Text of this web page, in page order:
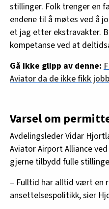
stillinger. Folk trenger en
endene til å møtes ved å
et jag etter ekstravakter.
kompetanse ved at
Gå ikke glipp av denne:
Aviator da de ikke fikk
Varsel om
Avdelingsleder Vidar
Aviator Airport Alliance
gjerne tilbydd fulle
– Fulltid har alltid vært en
ansettelsespolitikk, sier